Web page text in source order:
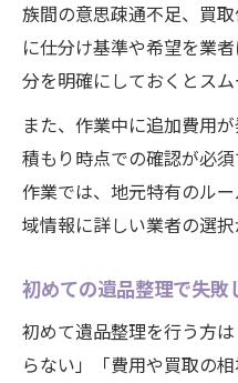
族間の意思疎通不足、買
に仕分け基準や希望を業
分を明確にしておくとスム
また、作業中に追加費用
積もり時点での確認が必
作業では、地元特有のル
域情報に詳しい業者の選択
初めての遺品整理で失敗
初めて遺品整理を行う方
らない」「費用や買取の